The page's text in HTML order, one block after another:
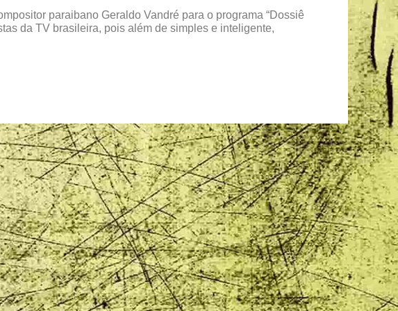
paraibano Geraldo Vandré para o programa “Dossiê
da TV brasileira, pois além de simples e inteligente,